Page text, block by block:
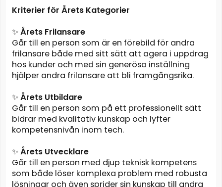
Kriterier för Årets Kategorier
✨ Årets Frilansare
Går till en person som är en förebild för andra
frilansare både med sitt sätt att agera i uppdrag
hos kunder och med sin generösa inställning
hjälper andra frilansare att bli framgångsrika.
✨ Årets Utbildare
Går till en person som på ett professionellt sätt
bidrar med kvalitativ kunskap och lyfter
kompetensnivån inom tech.
✨ Årets Utvecklare
Går till en person med djup teknisk kompetens
som både löser komplexa problem med robusta
lösningar och även sprider sin kunskap till andra